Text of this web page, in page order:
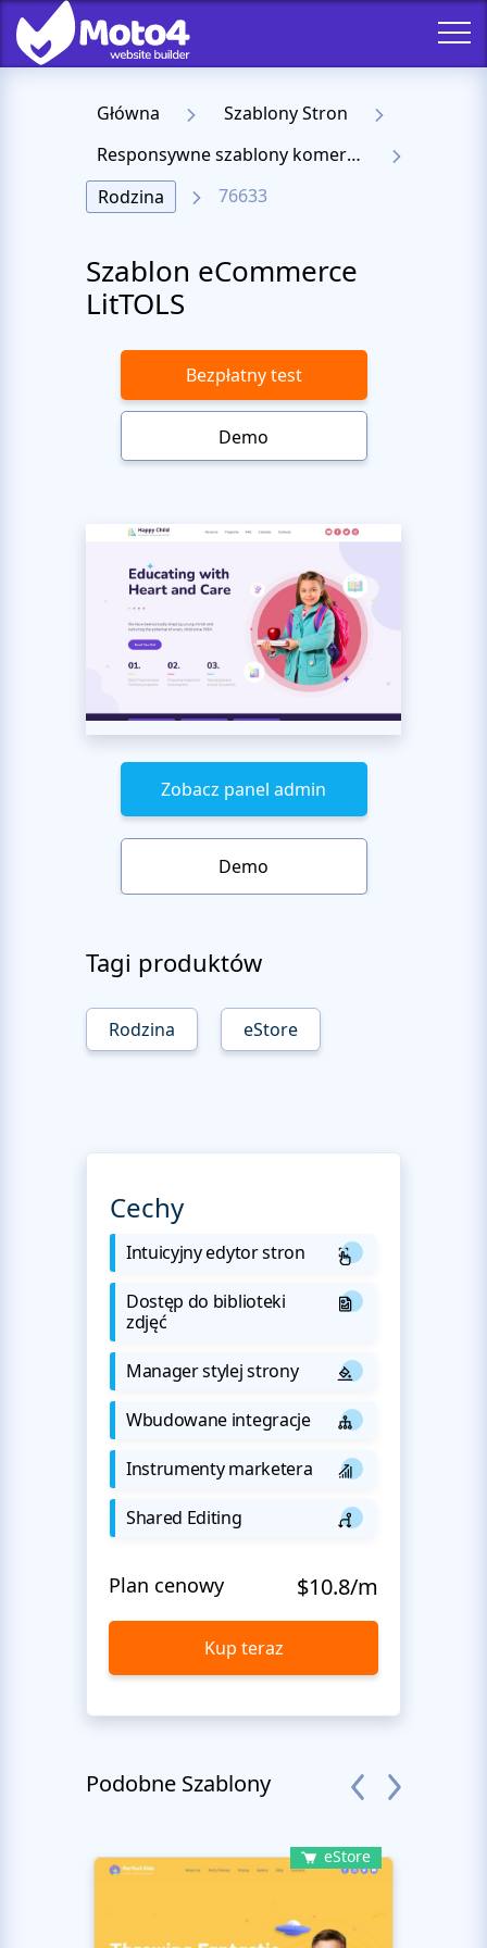
Główna
Szablony Stron
Responsywne szablony komercyjne
Rodzina
76633
Szablon eCommerce
LitTOLS
Bezpłatny test
Demo
Zobacz panel admin
Demo
Tagi produktów
Rodzina eStore
Cechy
Intuicyjny edytor stron
Dostęp do biblioteki
zdjęć
Manager stylej strony
Wbudowane integracje
Instrumenty marketera
Shared Editing
Plan cenowy $10.8/m
Kup teraz
Podobne Szablony
eStore